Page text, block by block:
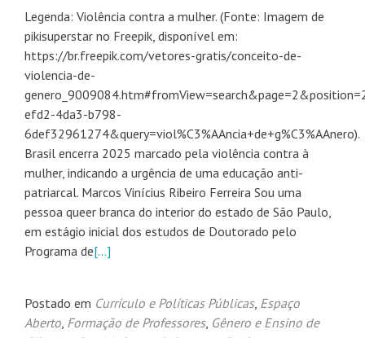
Legenda: Violência contra a mulher. (Fonte: Imagem de
pikisuperstar no Freepik, disponível em:
https://br.freepik.com/vetores-gratis/conceito-de-
violencia-de-
efd2-4da3-b798-
6def32961274&query=viol%C3%AAncia+de+g%C3%AAnero).
Brasil encerra 2025 marcado pela violência contra à
mulher, indicando a urgência de uma educação anti-
patriarcal. Marcos Vinícius Ribeiro Ferreira Sou uma
pessoa queer branca do interior do estado de São Paulo,
em estágio inicial dos estudos de Doutorado pelo
Programa de[…]
Postado em Currículo e Políticas Públicas, Espaço
Aberto, Formação de Professores, Gênero e Ensino de